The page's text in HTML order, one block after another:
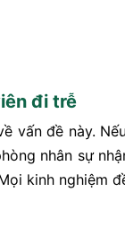
đi trễ
vấn đề này.
nhân sự
kinh nghiệm